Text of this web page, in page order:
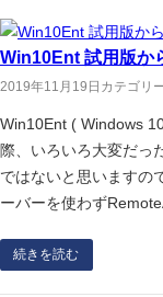
Win10Ent 試用版か
2019年11月19日 カテゴリ
Win10Ent ( Windows
際、いろいろ大変だっ
ではないと思いますの
ーバーを使わず
続きを読む